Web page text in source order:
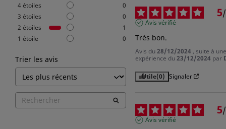
4étoiles
0
3 étoiles
0
2 étoiles
1
1 étoile 0
Trier les avis
5/
Avis vérifié
Très bon.
Avis du28/12/2024 , suite à une
expérience du23/12/2024 par
Utile(0) Signaler
5/
Avis vérifié